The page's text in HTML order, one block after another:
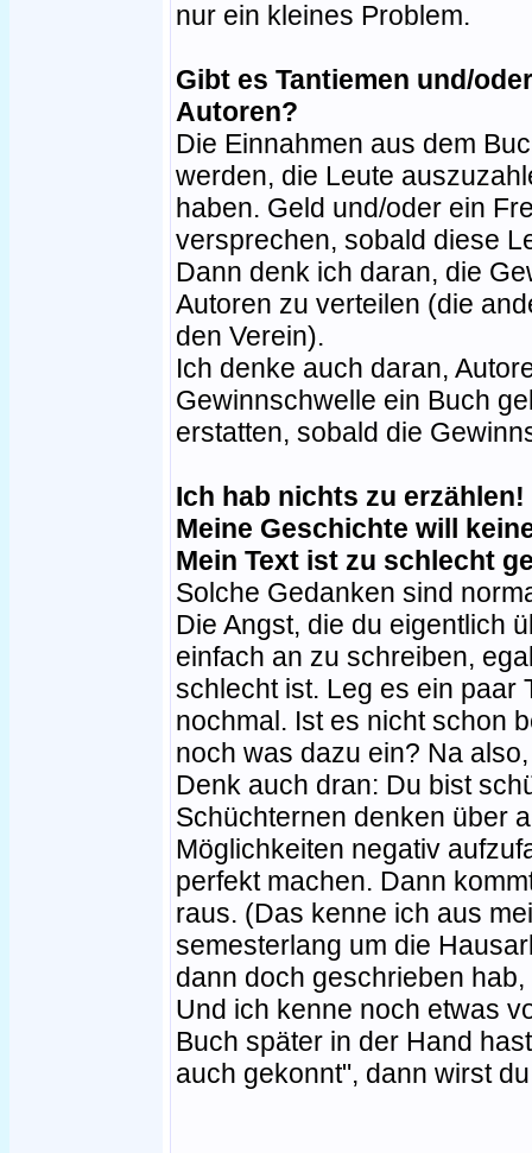
nur ein kleines Problem.
Gibt es Tantiemen und/
Autoren?
Die Einnahmen aus dem
werden, die Leute
haben. Geld und/oder ein
versprechen, sobald diese
Dann denk ich daran, die
Autoren zu verteilen (die
den Verein).
Ich denke auch daran,
Gewinnschwelle ein Buch
erstatten, sobald die
Ich hab nichts zu erzählen!
Meine Geschichte will
Mein Text ist zu schlecht
Solche Gedanken sind
Die Angst, die du eigentlich
einfach an zu schreiben,
schlecht ist. Leg es ein paar
nochmal. Ist es nicht schon
noch was dazu ein? Na
Denk auch dran: Du bist
Schüchternen denken über
Möglichkeiten negativ
perfekt machen. Dann
raus. (Das kenne ich aus
semesterlang um die
dann doch geschrieben
Und ich kenne noch etwas
Buch später in der Hand
auch gekonnt", dann wirst